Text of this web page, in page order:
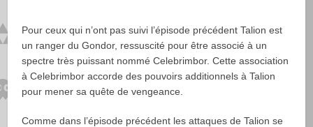
Pour ceux qui n’ont pas suivi l’épisode précédent Talion est
un ranger du Gondor, ressuscité pour être associé à un
spectre très puissant nommé Celebrimbor. Cette association
à Celebrimbor accorde des pouvoirs additionnels à Talion
pour mener sa quête de vengeance.
Comme dans l’épisode précédent les attaques de Talion se